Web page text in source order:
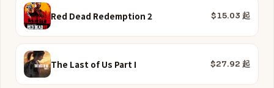
Red Dead Redemption 2 $15.03 起
The Last of Us Part I $27.92 起